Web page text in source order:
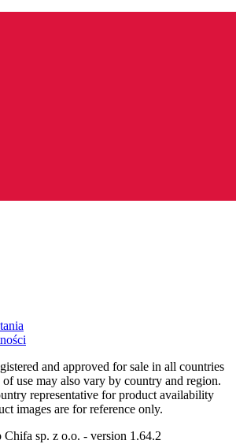
and approved for sale in all countries
use may also vary by country and region.
representative for product availability
images are for reference only.
sp. z o.o. - version 1.64.2